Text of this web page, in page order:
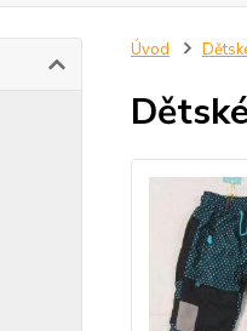
Úvod